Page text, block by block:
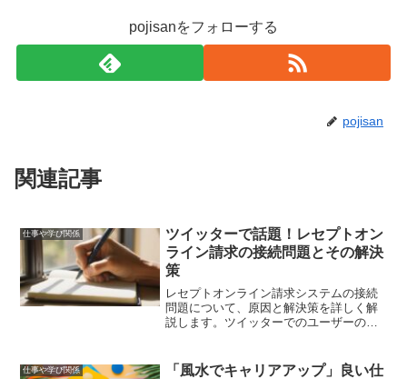
pojisanをフォローする
pojisan
関連記事
仕事や学び関係
ツイッターで話題！レセプトオン
ライン請求の接続問題とその解決
策
レセプトオンライン請求システムの接続
問題について、原因と解決策を詳しく解
説します。ツイッターでのユーザーの声
仕事や学び関係
「風水でキャリアアップ」良い仕